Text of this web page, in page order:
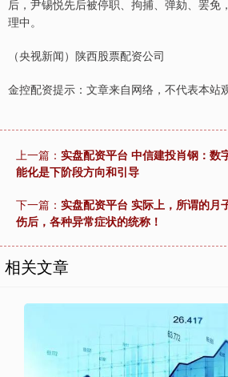
后，尹锡悦先后被停职、拘捕、弹劾、罢免
理中。
（央视新闻）陕西股票配资公司
金控配资提示：文章来自网络，不代表本站
上一篇： 实盘配资平台 中信建投肖钢：数
能化是下阶段方向和引导
下一篇： 实盘配资平台 实际上，所谓的月
伤后，各种异常症状的统称！
相关文章